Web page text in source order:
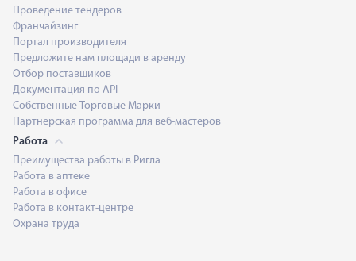
Проведение тендеров
Франчайзинг
Портал производителя
Предложите нам площади в аренду
Отбор поставщиков
Документация по API
Собственные Торговые Марки
Партнерская программа для веб-мастеров
Работа
Преимущества работы в Ригла
Работа в аптеке
Работа в офисе
Работа в контакт-центре
Охрана труда